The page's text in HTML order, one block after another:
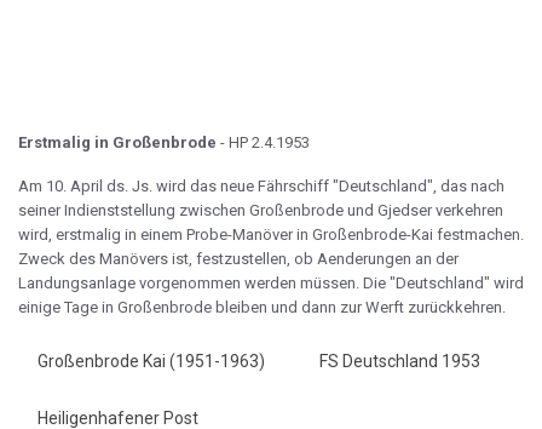
Erstmalig in Großenbrode - HP 2.4.1953
Am 10. April ds. Js. wird das neue Fährschiff "Deutschland", das nach
seiner Indienststellung zwischen Großenbrode und Gjedser verkehren
wird, erstmalig in einem Probe-Manöver in Großenbrode-Kai festmachen.
Zweck des Manövers ist, festzustellen, ob Aenderungen an der
Landungsanlage vorgenommen werden müssen. Die "Deutschland" wird
einige Tage in Großenbrode bleiben und dann zur Werft zurückkehren.
Großenbrode Kai (1951-1963) FS Deutschland 1953
Heiligenhafener Post